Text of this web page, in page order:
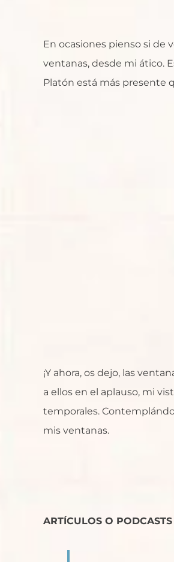
En ocasiones pienso si de
ventanas, desde mi ático.
Platón está más presente
¡Y ahora, os dejo, las
a ellos en el aplauso, mi
temporales.
mis ventanas.
ARTÍCULOS O